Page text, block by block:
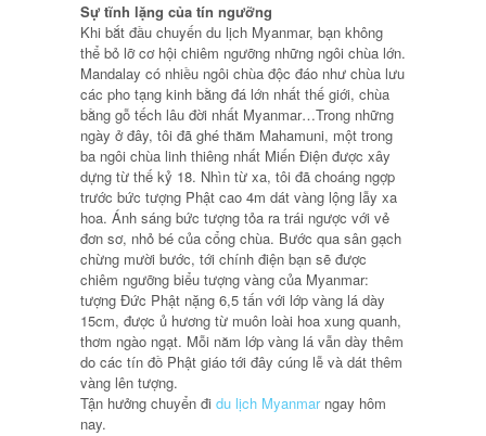
Sự tĩnh lặng của tín ngưỡng
Khi bắt đầu chuyến du lịch Myanmar, bạn không
thể bỏ lỡ cơ hội chiêm ngưỡng những ngôi chùa lớn.
Mandalay có nhiều ngôi chùa độc đáo như chùa lưu
các pho tạng kinh bằng đá lớn nhất thế giới, chùa
bằng gỗ tếch lâu đời nhất Myanmar…Trong những
ngày ở đây, tôi đã ghé thăm Mahamuni, một trong
ba ngôi chùa linh thiêng nhất Miến Điện được xây
dựng từ thế kỷ 18. Nhìn từ xa, tôi đã choáng ngợp
trước bức tượng Phật cao 4m dát vàng lộng lẫy xa
hoa. Ánh sáng bức tượng tỏa ra trái ngược với vẻ
đơn sơ, nhỏ bé của cổng chùa. Bước qua sân gạch
chừng mười bước, tới chính điện bạn sẽ được
chiêm ngưỡng biểu tượng vàng của Myanmar:
tượng Đức Phật nặng 6,5 tấn với lớp vàng lá dày
15cm, được ủ hương từ muôn loài hoa xung quanh,
thơm ngào ngạt. Mỗi năm lớp vàng lá vẫn dày thêm
do các tín đồ Phật giáo tới đây cúng lễ và dát thêm
vàng lên tượng.
Tận hưởng chuyển đi du lịch Myanmarngay hôm
nay.